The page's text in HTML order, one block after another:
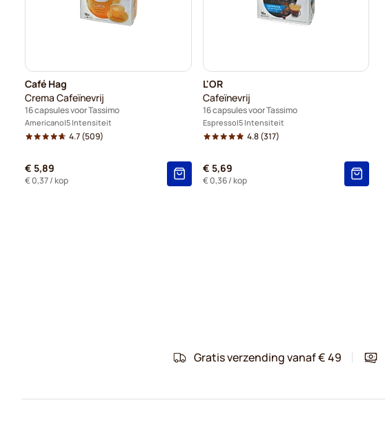
Café Hag
Crema Cafeïnevrij
16 capsules voor Tassimo
Americano 5 Intensiteit
4.7(509)
€ 5,89
€ 0,37/ kop
L'OR
Cafeïnevrij
16 capsules voor Tassimo
Espresso 5 Intensiteit
4.8(317)
€ 5,69
€ 0,36/ kop
Gratis verzending vanaf € 49